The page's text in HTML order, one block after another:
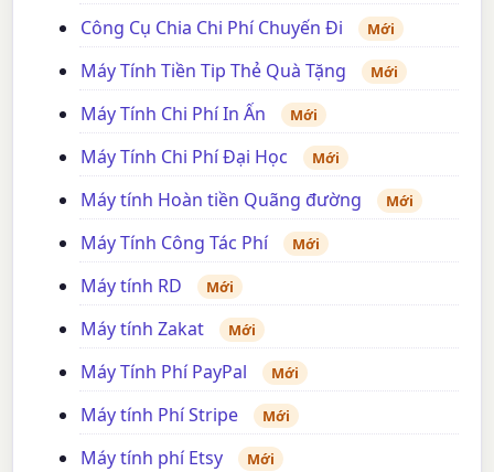
Công Cụ Chia Chi Phí Chuyến Đi Mới
Máy Tính Tiền Tip Thẻ Quà Tặng Mới
Máy Tính Chi Phí In Ấn Mới
Máy Tính Chi Phí Đại Học Mới
Máy tính Hoàn tiền Quãng đường Mới
Máy Tính Công Tác Phí Mới
Máy tính RD Mới
Máy tính Zakat Mới
Máy Tính Phí PayPal Mới
Máy tính Phí Stripe Mới
Máy tính phí Etsy Mới